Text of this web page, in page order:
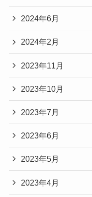
2024年6月
2024年2月
2023年11月
2023年10月
2023年7月
2023年6月
2023年5月
2023年4月